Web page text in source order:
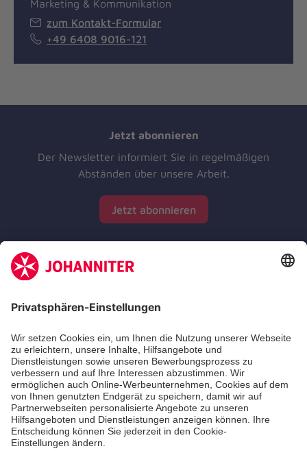
Marketing & Kommunikation
zum Kontakt-Formular
+49 6408 9016-121
Jetzt abonnieren
Der Newsletter informiert Sie in regelmäßigen
Abständen über unsere Arbeit.
Jetzt abonnieren
Zertifizierung der Johanniter-Unfall-Hilfe e.V.
Die Johanniter GmbH führt das Spendenzertifikat
des Deutschen Spendenrats e.V.